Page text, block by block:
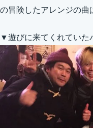
の冒険したアレンジの曲
▼遊びに来てくれていた